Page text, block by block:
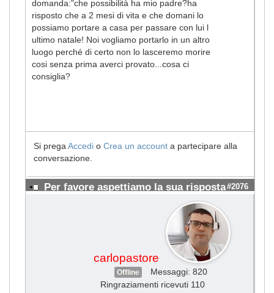
domanda:"che possibilità ha mio padre?ha
risposto che a 2 mesi di vita e che domani lo
possiamo portare a casa per passare con lui l
ultimo natale! Noi vogliamo portarlo in un altro
luogo perché di certo non lo lasceremo morire
cosi senza prima averci provato...cosa ci
consiglia?
Si prega Accedi o Crea un account a partecipare alla
conversazione.
Per favore aspettiamo la sua risposta#2076
carlopastore
Offline
Messaggi: 820
Ringraziamenti ricevuti 110